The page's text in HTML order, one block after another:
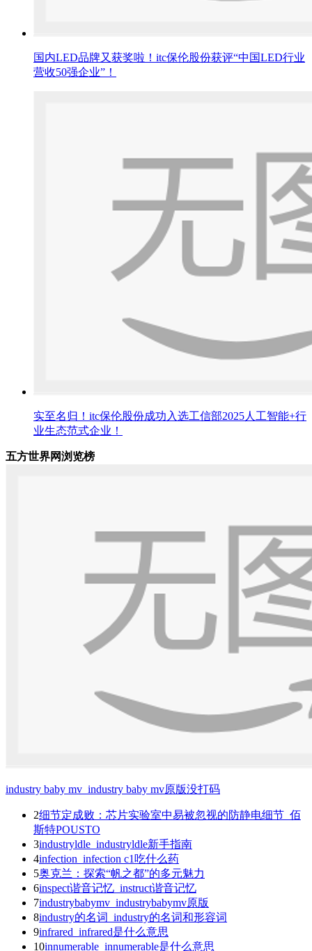
国内LED品牌又获奖啦！itc保伦股份获评“中国LED行业
营收50强企业”！
实至名归！itc保伦股份成功入选工信部2025人工智能+行
业生态范式企业！
五方世界网浏览榜
industry baby mv_industry baby mv原版没打码
2细节定成败：芯片实验室中易被忽视的防静电细节_佰
斯特POUSTO
3industryldle_industryldle新手指南
4infection_infection c1吃什么药
5奥克兰：探索“帆之都”的多元魅力
6inspect谐音记忆_instruct谐音记忆
7industrybabymv_industrybabymv原版
8industry的名词_industry的名词和形容词
9infrared_infrared是什么意思
10innumerable_innumerable是什么意思